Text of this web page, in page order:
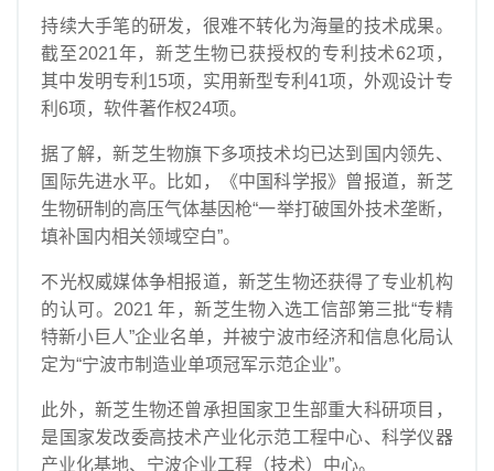
持续大手笔的研发，很难不转化为海量的技术成果。
截至2021年，新芝生物已获授权的专利技术62项，
其中发明专利15项，实用新型专利41项，外观设计专
利6项，软件著作权24项。
据了解，新芝生物旗下多项技术均已达到国内领先、
国际先进水平。比如，《中国科学报》曾报道，新芝
生物研制的高压气体基因枪“一举打破国外技术垄断，
填补国内相关领域空白”。
不光权威媒体争相报道，新芝生物还获得了专业机构
的认可。2021 年，新芝生物入选工信部第三批“专精
特新小巨人”企业名单，并被宁波市经济和信息化局认
定为“宁波市制造业单项冠军示范企业”。
此外，新芝生物还曾承担国家卫生部重大科研项目，
是国家发改委高技术产业化示范工程中心、科学仪器
产业化基地、宁波企业工程（技术）中心。